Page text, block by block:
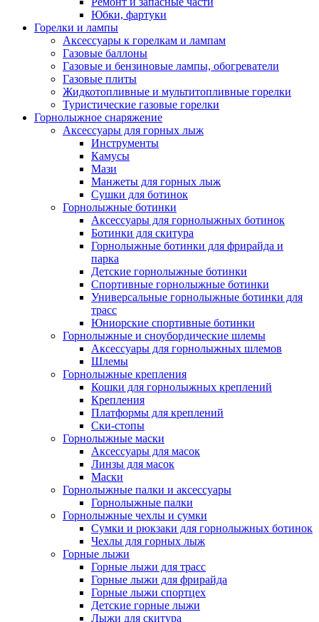
Юбки, фартуки
Горелки и лампы
Аксессуары к горелкам и лампам
Газовые баллоны
Газовые и бензиновые лампы, обогреватели
Газовые плиты
Жидкотопливные и мультитопливные горелки
Туристические газовые горелки
Горнолыжное снаряжение
Аксессуары для горных лыж
Инструменты
Камусы
Мази
Манжеты для горных лыж
Сушки для ботинок
Горнолыжные ботинки
Аксессуары для горнолыжных ботинок
Ботинки для скитура
Горнолыжные ботинки для фрирайда и
парка
Детские горнолыжные ботинки
Спортивные горнолыжные ботинки
Универсальные горнолыжные ботинки для
трасс
Юниорские спортивные ботинки
Горнолыжные и сноубордические шлемы
Аксессуары для горнолыжных шлемов
Шлемы
Горнолыжные крепления
Кошки для горнолыжных креплений
Крепления
Платформы для креплений
Ски-стопы
Горнолыжные маски
Аксессуары для масок
Линзы для масок
Маски
Горнолыжные палки и аксессуары
Горнолыжные палки
Горнолыжные чехлы и сумки
Сумки и рюкзаки для горнолыжных ботинок
Чехлы для горных лыж
Горные лыжи
Горные лыжи для трасс
Горные лыжи для фрирайда
Горные лыжи спортцех
Детские горные лыжи
Лыжи для скитура